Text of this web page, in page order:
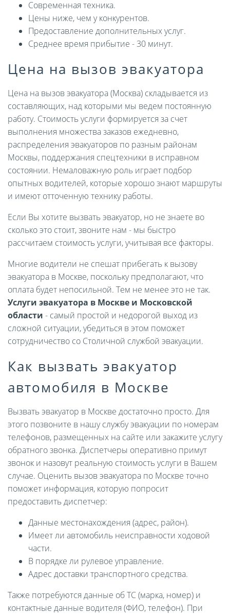
Современная техника.
Цены ниже, чем у конкурентов.
Предоставление дополнительных услуг.
Среднее время прибытие - 30 минут.
Цена на вызов эвакуатора
Цена на вызов эвакуатора (Москва) складывается из
составляющих, над которыми мы ведем постоянную
работу. Стоимость услуги формируется за счет
выполнения множества заказов ежедневно,
распределения эвакуаторов по разным районам
Москвы, поддержания спецтехники в исправном
состоянии. Немаловажную роль играет подбор
опытных водителей, которые хорошо знают маршруты
и имеют отточенную технику работы.
Если Вы хотите вызвать эвакуатор, но не знаете во
сколько это стоит, звоните нам - мы быстро
рассчитаем стоимость услуги, учитывая все факторы.
Многие водители не спешат прибегать к вызову
эвакуатора в Москве, поскольку предполагают, что
оплата будет непосильной. Тем не менее это не так.
Услуги эвакуатора в Москве и Московской
области - самый простой и недорогой выход из
сложной ситуации, убедиться в этом поможет
сотрудничество со Столичной службой эвакуации.
Как вызвать эвакуатор
автомобиля в Москве
Вызвать эвакуатор в Москве достаточно просто. Для
этого позвоните в нашу службу эвакуации по номерам
телефонов, размещенных на сайте или закажите услугу
обратного звонка. Диспетчеры оперативно примут
звонок и назовут реальную стоимость услуги в Вашем
случае. Оценить вызов эвакуатора по Москве точно
поможет информация, которую попросит
предоставить диспетчер:
Данные местонахождения (адрес, район).
Имеет ли автомобиль неисправности ходовой
части.
В порядке ли рулевое управление.
Адрес доставки транспортного средства.
Также потребуются данные об ТС (марка, номер) и
контактные данные водителя (ФИО, телефон). При